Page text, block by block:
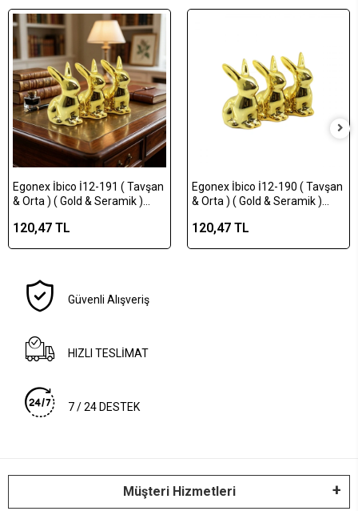
Egonex İbico İ12-191 ( Tavşan
& Orta ) ( Gold & Seramik )
Eşyası*12x12
120,47 TL
Egonex İbico İ12-190 ( Tavşan
& Orta ) ( Gold & Seramik )
Eşyası*12x16
120,47 TL
Güvenli Alışveriş
HIZLI TESLİMAT
7 / 24 DESTEK
Müşteri Hizmetleri